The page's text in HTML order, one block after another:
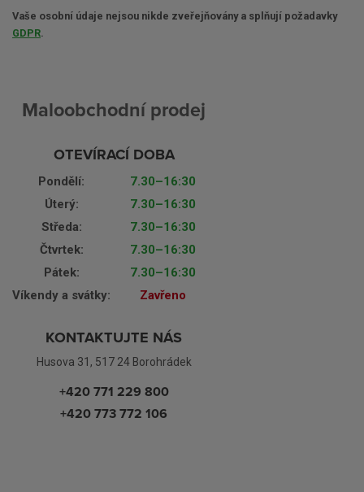
Vaše osobní údaje nejsou nikde zveřejňovány a splňují požadavky
GDPR.
Maloobchodní prodej
OTEVÍRACÍ DOBA
Pondělí:
7.30–16:30
Úterý:
7.30–16:30
Středa:
7.30–16:30
Čtvrtek:
7.30–16:30
Pátek:
7.30–16:30
Víkendy a svátky:
Zavřeno
KONTAKTUJTE NÁS
Husova 31, 517 24 Borohrádek
+420 771 229 800
+420 773 772 106